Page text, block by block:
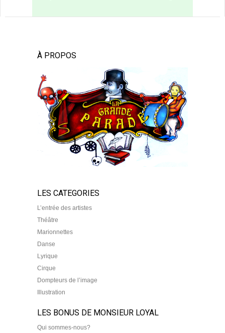
À PROPOS
LES CATEGORIES
L’entrée des artistes
Théâtre
Marionnettes
Danse
Lyrique
Cirque
Dompteurs de l’image
Illustration
LES BONUS DE MONSIEUR LOYAL
Qui sommes-nous?